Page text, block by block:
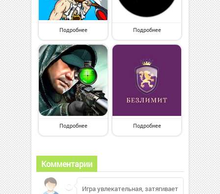
Подробнее Подробнее
Подробнее Подробнее
Комментарии
Игра увлекательная, затягивает